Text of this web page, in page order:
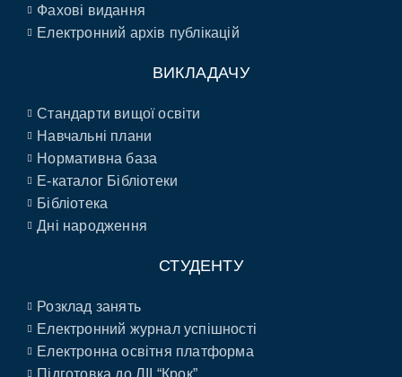
Фахові видання
Електронний архів публікацій
ВИКЛАДАЧУ
Стандарти вищої освіти
Навчальні плани
Нормативна база
E-каталог Бібліотеки
Бібліотека
Дні народження
СТУДЕНТУ
Розклад занять
Електронний журнал успішності
Електронна освітня платформа